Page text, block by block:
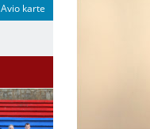
Avio karte